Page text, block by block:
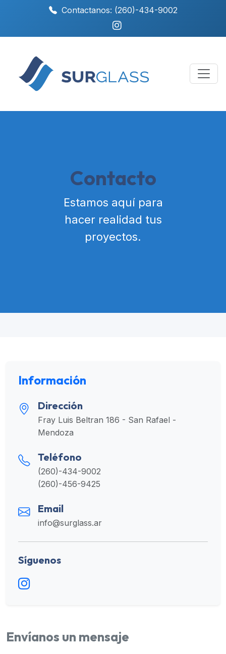
Contactanos: (260)-434-9002
Contacto
Estamos aquí para
hacer realidad tus
proyectos.
Información
Dirección
Fray Luis Beltran 186 - San Rafael -
Mendoza
Teléfono
(260)-434-9002
(260)-456-9425
Email
info@surglass.ar
Síguenos
Envíanos un mensaje